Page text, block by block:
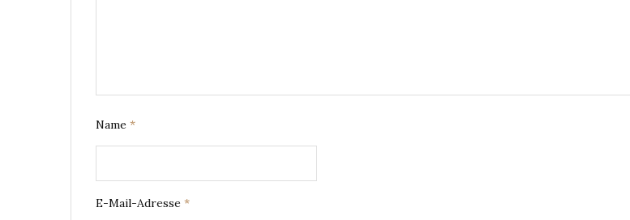
Name *
E-Mail-Adresse *